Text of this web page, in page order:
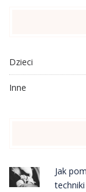
Dzieci
Inne
Jak